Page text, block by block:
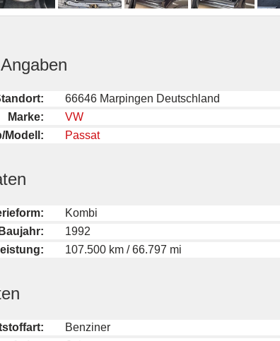
66646 Marpingen Deutschland
Marke:
VW
Modell:
Passat
Kombi
Baujahr:
1992
107.500 km / 66.797 mi
Benziner